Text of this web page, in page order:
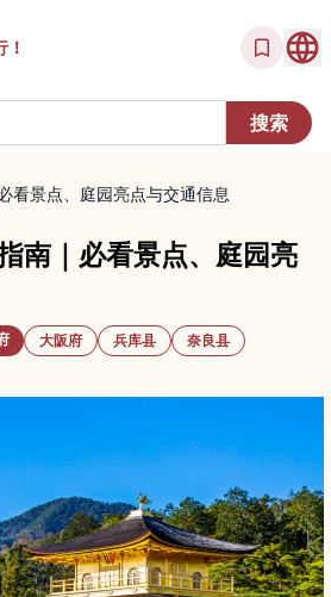
！
看景点、庭园亮点与交通信息
南｜必看景点、庭园亮
大阪府 兵库县
奈良县